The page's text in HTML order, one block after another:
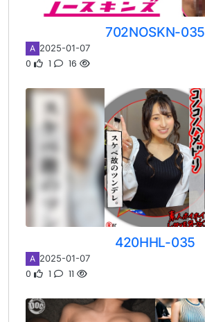
702NOSKN-035
A 2025-01-07
0 1 16
420HHL-035
A 2025-01-07
0 1 11